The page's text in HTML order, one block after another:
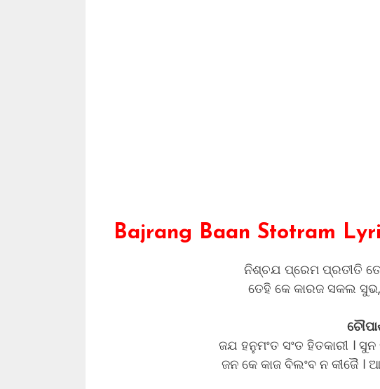
Bajrang Baan Stotram
ନିଶ୍ଚଯ ପ୍ରେମ ପ୍ରତୀତି
ତେହି କେ କାରଜ ସକଲ
ଜଯ ହନୁମଂତ ସଂତ ହିତକାରୀ ।
ଜନ କେ କାଜ ବିଲଂବ ନ କୀଜୈ ।